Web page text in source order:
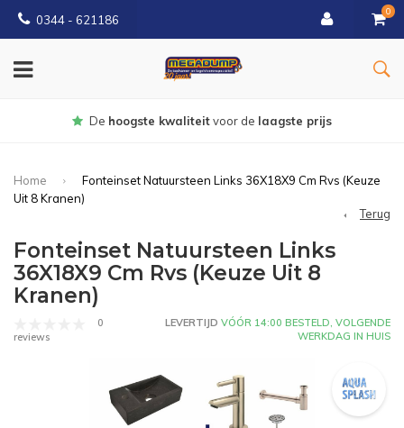
0344 - 621186
0
Gratisbezorgd vanaf € 150
Home
Fonteinset Natuursteen Links 36X18X9 Cm Rvs (Keuze
Uit 8 Kranen)
Terug
Fonteinset Natuursteen Links
36X18X9 Cm Rvs (Keuze Uit 8
Kranen)
0
reviews
LEVERTIJD VÓÓR 14:00 BESTELD, VOLGENDE
WERKDAG IN HUIS